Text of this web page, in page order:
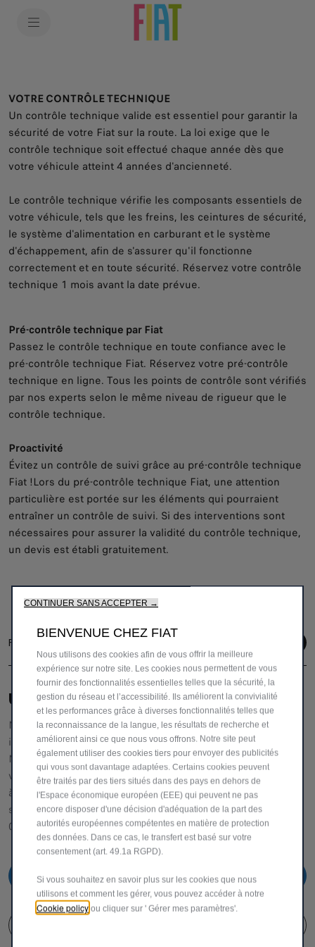
VOTRE CONTRÔLE TECHNIQUE
Un contrôle technique valide est essentiel pour garantir la
sécurité de votre Fiat sur la route. La loi exige que le
contrôle technique soit effectué chaque année dès que
votre véhicule atteint 4 années d'ancienneté.
Le contrôle technique vérifie les composants essentiels de
votre véhicule, tels que les freins, les ceintures de sécurité,
le système d'alimentation en carburant et le système
d'échappement, afin de s'assurer qu'il fonctionne
correctement et en toute sécurité. Réservez votre contrôle
technique 1 mois avant la date prévue.
Pré-contrôle technique par Fiat
Passez le contrôle technique en toute confiance avec le
pré-contrôle technique Fiat. Réservez votre pré-contrôle
technique en ligne. Tous les points de contrôle sont vérifiés
par nos experts selon le même niveau de rigueur que le
contrôle technique.
Proactivité
Évitez un contrôle de suivi grâce au pré-contrôle technique
Fiat !Lors du pré-contrôle technique Fiat, une attention
particulière est portée sur les éléments qui pourraient
entraîner un contrôle de suivi. Si des interventions sont
nécessaires pour assurer la validité du contrôle technique,
un devis est établi gratuitement.
Follow us
UNE ÉQUIPE DÉDIÉE POUR VOUS AIDER
Notre service clientèle vous fournira toutes les
informations et l'assistance dont vous avez besoin.
N'hésitez pas à demander des détails spécifiques sur nos
véhicules,
à nous faire part de vos réclamations ou de vos
suggestions pour améliorer notre service.
00 800 342 800 00
00 800 342 800 00
CONTINUER SANS ACCEPTER →
BIENVENUE CHEZ FIAT
Nous utilisons des cookies afin de vous offrir la meilleure
expérience sur notre site. Les cookies nous permettent de vous
fournir des fonctionnalités essentielles telles que la sécurité, la
gestion du réseau et l’accessibilité. Ils améliorent la convivialité
et les performances grâce à diverses fonctionnalités telles que
la reconnaissance de la langue, les résultats de recherche et
améliorent ainsi ce que nous vous offrons. Notre site peut
également utiliser des cookies tiers pour envoyer des publicités
qui vous sont davantage adaptées. Certains cookies peuvent
être traités par des tiers situés dans des pays en dehors de
l'Espace économique européen (EEE) qui peuvent ne pas
encore disposer d'une décision d'adéquation de la part des
autorités européennes compétentes en matière de protection
des données. Dans ce cas, le transfert est basé sur votre
consentement (art. 49.1a RGPD).
Si vous souhaitez en savoir plus sur les cookies que nous
utilisons et comment les gérer, vous pouvez accéder à notre
Cookie policy ou cliquer sur ' Gérer mes paramètres'.